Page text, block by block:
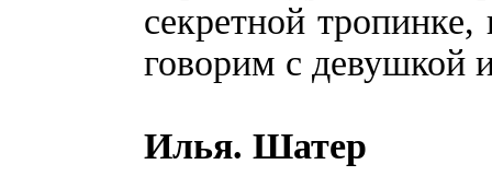
секретной
говорим с девушкой
Илья. Шатер